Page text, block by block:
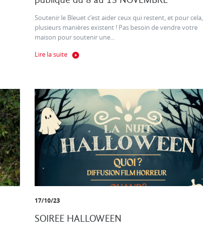
Soutenir le Bleuet c’est aider ceux qui restent, et pour cela,
plusieurs manières existent ! Pas besoin de vendre votre
maison pour soutenir une...
Lire la suite
17/10/23
SOIREE HALLOWEEN